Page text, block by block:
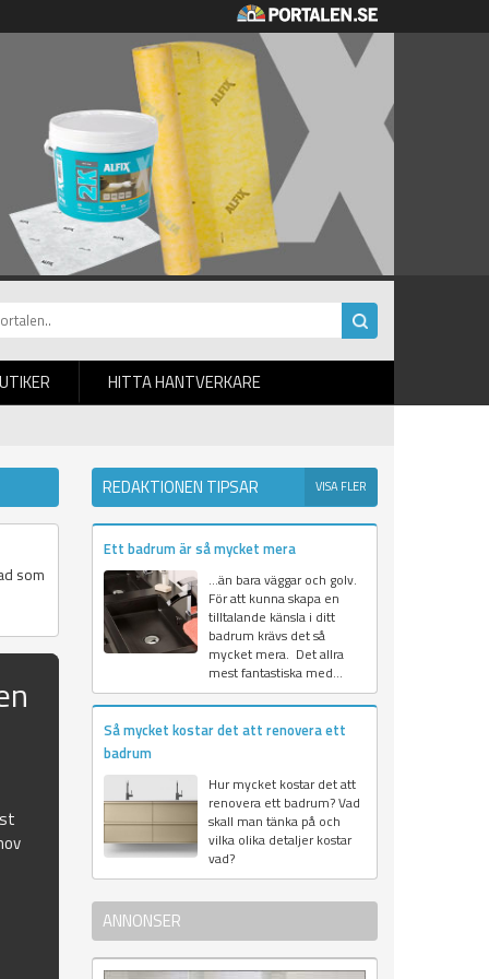
HITTA HANTVERKARE
som
REDAKTIONEN TIPSAR VISA FLER
Ett badrum är så mycket mera
…än bara väggar och golv.
För att kunna skapa en
tilltalande känsla i ditt
badrum krävs det så
mycket mera. Det allra
mest fantastiska med...
Så mycket kostar det att renovera ett
badrum
Hur mycket kostar det att
renovera ett badrum? Vad
skall man tänka på och
vilka olika detaljer kostar
vad?
ANNONSER